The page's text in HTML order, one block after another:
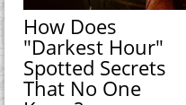
How Does
"Darkest Hour"
Spotted Secrets
That No One